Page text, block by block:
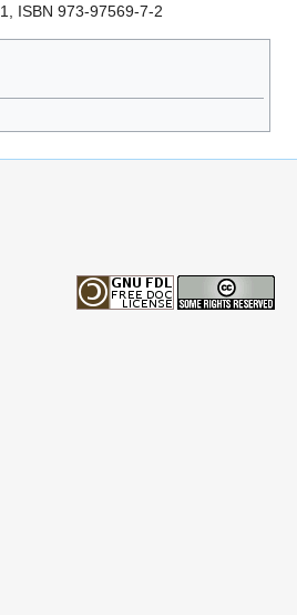
ISBN 973-97569-7-2